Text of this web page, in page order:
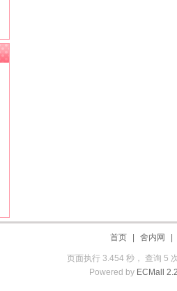
首页 舍内网
页面执行 3.454 秒， 查询 5
Powered by ECMall